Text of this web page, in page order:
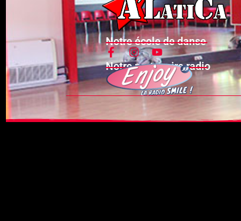
Notre école de danse
Notre partenaire radio